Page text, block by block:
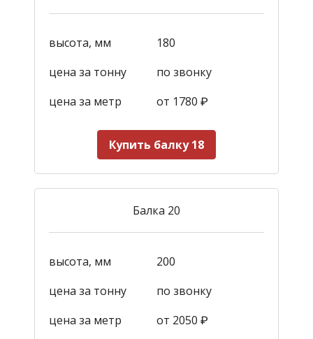
высота, мм
180
цена за тонну
по звонку
цена за метр
от 1780 ₽
Купить балку 18
Балка 20
высота, мм
200
цена за тонну
по звонку
цена за метр
от 2050 ₽